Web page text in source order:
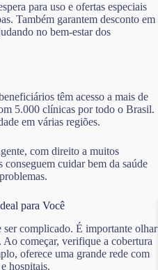
para uso e ofertas especiais
Também garantem desconto em
no bem-estar dos
têm acesso a mais de
5.000 clínicas por todo o Brasil.
em várias regiões.
com direito a muitos
cuidar bem da saúde
para Você
ser complicado. É importante olhar
Ao começar, verifique a cobertura
oferece uma grande rede com
hospitais.